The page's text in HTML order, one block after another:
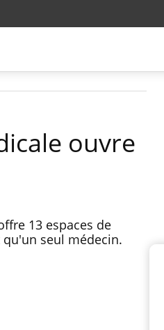
ouvre
13 espaces de
qu'un seul médecin.